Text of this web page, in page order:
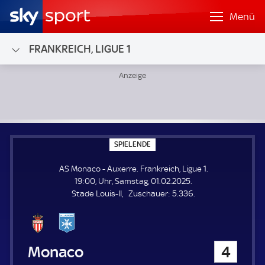
Menü
FRANKREICH, LIGUE 1
SPIELENDE
P
E
L
E
N
AS Monaco - Auxerre. Frankreich, Ligue 1.
19:00, Uhr, Samstag, 01.02.2025.
Stade Louis-II
Zuschauer: Z
5.336.
AS Monaco 4